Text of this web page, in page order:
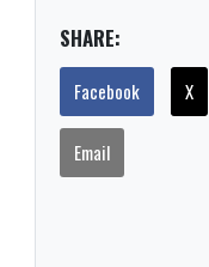
SHARE:
Facebook X
Email